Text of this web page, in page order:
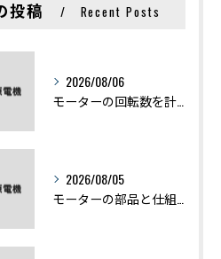
投稿 Recent Posts
2026/08/06
2026/08/05